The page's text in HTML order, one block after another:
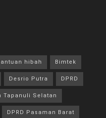
hibah Bimtek
Desrio Putra DPRD
Tapanuli Selatan
DPRD Pasaman Barat